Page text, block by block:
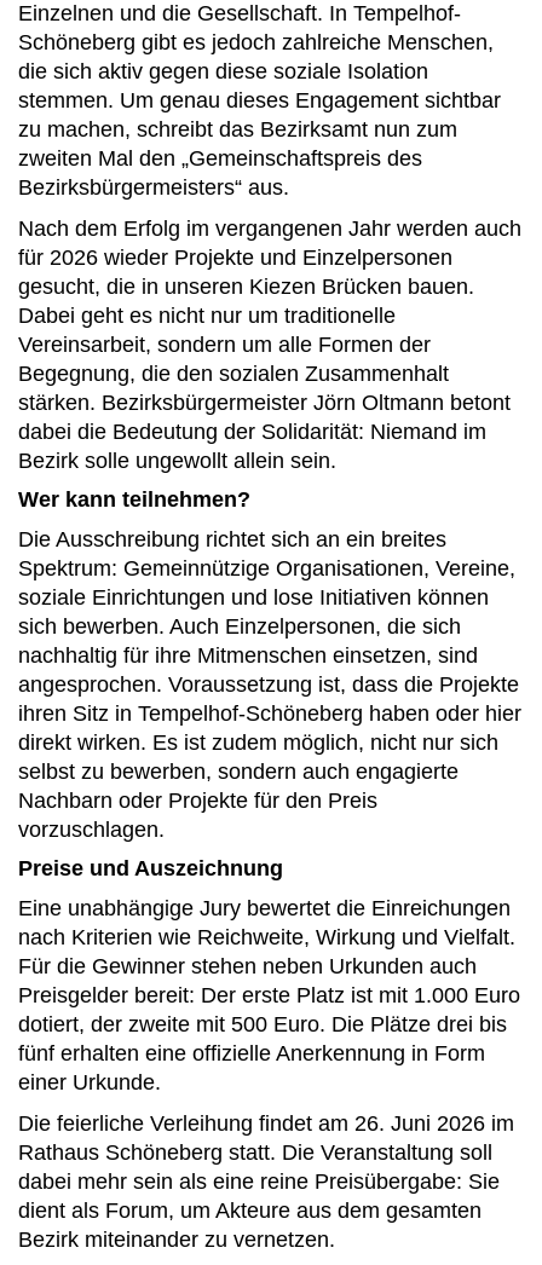
Einzelnen und die Gesellschaft. In Tempelhof-
Schöneberg gibt es jedoch zahlreiche Menschen,
die sich aktiv gegen diese soziale Isolation
stemmen. Um genau dieses Engagement sichtbar
zu machen, schreibt das Bezirksamt nun zum
zweiten Mal den „Gemeinschaftspreis des
Bezirksbürgermeisters“ aus.
Nach dem Erfolg im vergangenen Jahr werden auch
für 2026 wieder Projekte und Einzelpersonen
gesucht, die in unseren Kiezen Brücken bauen.
Dabei geht es nicht nur um traditionelle
Vereinsarbeit, sondern um alle Formen der
Begegnung, die den sozialen Zusammenhalt
stärken. Bezirksbürgermeister Jörn Oltmann betont
dabei die Bedeutung der Solidarität: Niemand im
Bezirk solle ungewollt allein sein.
Wer kann teilnehmen?
Die Ausschreibung richtet sich an ein breites
Spektrum: Gemeinnützige Organisationen, Vereine,
soziale Einrichtungen und lose Initiativen können
sich bewerben. Auch Einzelpersonen, die sich
nachhaltig für ihre Mitmenschen einsetzen, sind
angesprochen. Voraussetzung ist, dass die Projekte
ihren Sitz in Tempelhof-Schöneberg haben oder hier
direkt wirken. Es ist zudem möglich, nicht nur sich
selbst zu bewerben, sondern auch engagierte
Nachbarn oder Projekte für den Preis
vorzuschlagen.
Preise und Auszeichnung
Eine unabhängige Jury bewertet die Einreichungen
nach Kriterien wie Reichweite, Wirkung und Vielfalt.
Für die Gewinner stehen neben Urkunden auch
Preisgelder bereit: Der erste Platz ist mit 1.000 Euro
dotiert, der zweite mit 500 Euro. Die Plätze drei bis
fünf erhalten eine offizielle Anerkennung in Form
einer Urkunde.
Die feierliche Verleihung findet am 26. Juni 2026 im
Rathaus Schöneberg statt. Die Veranstaltung soll
dabei mehr sein als eine reine Preisübergabe: Sie
dient als Forum, um Akteure aus dem gesamten
Bezirk miteinander zu vernetzen.